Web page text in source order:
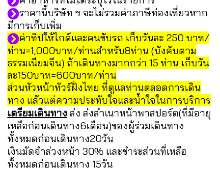
ราคานี้บริษัท ฯ จะไม่รวมค่าภาษีท่องเที่ยวหาก
มีการเก็บเพิ่ม
ค่าทิปให้ไกด์และคนขับรถ เก็บวันละ 250 บาท/
ท่าน=1,000บาท/ท่านสำหรับ8ท่าน (บังคับตาม
ธรรมเนียมจีน) ถ้าเดินทางมากกว่า 15 ท่าน เก็บวัน
ละ150บาท=600บาท/ท่าน
ส่วนหัวหน้าทัวร์ฝั่งไทย ที่ดูแลท่านตลอดการเดิน
ทาง แล้วแต่ความประทับใจและน้ำใจในการบริการ
เตรียมเดินทาง ส่ง ส่งสำเนาหน้าพาสปอร์ต(ที่มีอายุ
เหลือก่อนเดินทาง6เดือน)ของผู้ร่วมเดินทาง
ทั้งหมดก่อนเดินทาง20วัน
เงินมัดจำล่วงหน้า 30% และชำระส่วนที่เหลือ
ทั้งหมดก่อนเดินทาง 15วัน